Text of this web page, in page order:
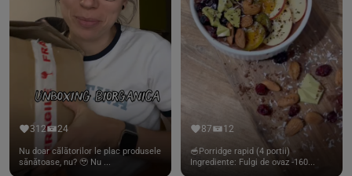
312 24
Nu doar călătorilor le plac produsele
sănătoase, nu? 🥹 Nu ...
87 12
🥣Porridge rapid (4 portii)
Ingrediente: Fulgi de ovaz -160...